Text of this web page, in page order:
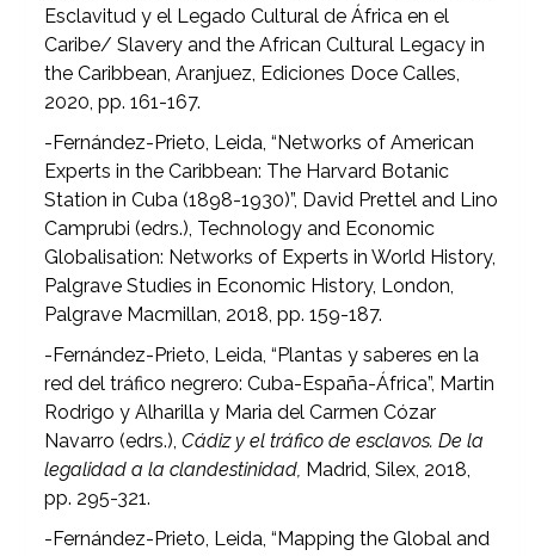
Esclavitud y el Legado Cultural de África en el
Caribe/ Slavery and the African Cultural Legacy in
the Caribbean, Aranjuez, Ediciones Doce Calles,
2020, pp. 161-167.
-Fernández-Prieto, Leida, “Networks of American
Experts in the Caribbean: The Harvard Botanic
Station in Cuba (1898-1930)”, David Prettel and Lino
Camprubi (edrs.), Technology and Economic
Globalisation: Networks of Experts in World History,
Palgrave Studies in Economic History, London,
Palgrave Macmillan, 2018, pp. 159-187.
-Fernández-Prieto, Leida, “Plantas y saberes en la
red del tráfico negrero: Cuba-España-África”, Martin
Rodrigo y Alharilla y Maria del Carmen Cózar
Navarro (edrs.), Cádiz y el tráfico de esclavos. De la
legalidad a la clandestinidad, Madrid, Silex, 2018,
pp. 295-321.
-Fernández-Prieto, Leida, “Mapping the Global and